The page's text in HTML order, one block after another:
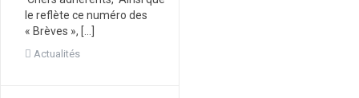
le reflète ce numéro des
« Brèves », […]
Actualités